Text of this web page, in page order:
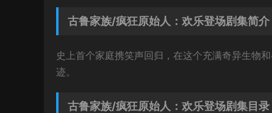
古鲁家族/疯狂原始人：欢乐登场剧集简介
史上首个家庭携笑声回归，在这个充满奇异生物
迹。
古鲁家族/疯狂原始人：欢乐登场剧集目录